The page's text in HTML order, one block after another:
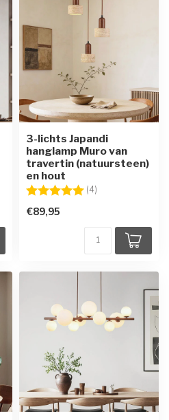
3-lichts Japandi
hanglamp Muro van
travertin (natuursteen)
en hout
Beoordeling: (4)
€89,95